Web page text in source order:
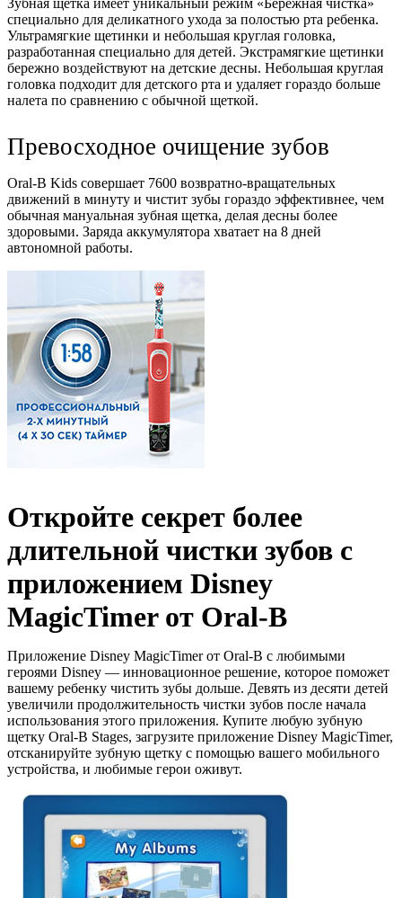
Зубная щетка имеет уникальный режим «Бережная чистка»
специально для деликатного ухода за полостью рта ребенка.
Ультрамягкие щетинки и небольшая круглая головка,
разработанная специально для детей. Экстрамягкие щетинки
бережно воздействуют на детские десны. Небольшая круглая
головка подходит для детского рта и удаляет гораздо больше
налета по сравнению с обычной щеткой.
Превосходное очищение зубов
Oral-B Kids совершает 7600 возвратно-вращательных
движений в минуту и чистит зубы гораздо эффективнее, чем
обычная мануальная зубная щетка, делая десны более
здоровыми. Заряда аккумулятора хватает на 8 дней
автономной работы.
Откройте секрет более
длительной чистки зубов с
приложением Disney
MagicTimer от Oral-B
Приложение Disney MagicTimer от Oral-B с любимыми
героями Disney — инновационное решение, которое поможет
вашему ребенку чистить зубы дольше. Девять из десяти детей
увеличили продолжительность чистки зубов после начала
использования этого приложения. Купите любую зубную
щетку Oral-B Stages, загрузите приложение Disney MagicTimer,
отсканируйте зубную щетку с помощью вашего мобильного
устройства, и любимые герои оживут.